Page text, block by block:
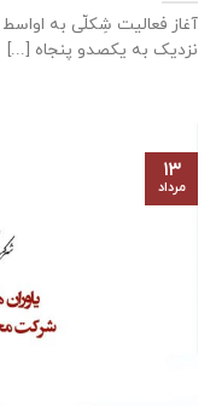
آغاز فعالیت شِکلّی به
نزدیک به یکصدو پنجاه [...]
۱۳
مرداد